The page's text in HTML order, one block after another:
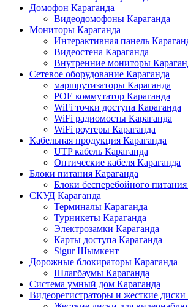
Домофон Караганда
Видеодомофоны Караганда
Мониторы Караганда
Интерактивная панель
Видеостена Караганда
Внутренние мониторы
Сетевое оборудование Караганда
маршрутизаторы Караганда
POE коммутатор Караганда
WiFi точки доступа Караганда
WiFi радиомосты Караганда
WiFi роутеры Караганда
Кабельная продукция Караганда
UTP кабель Караганда
Оптические кабеля Караганда
Блоки питания Караганда
Блоки бесперебойного
СКУД Караганда
Терминалы Караганда
Турникеты Караганда
Электрозамки Караганда
Карты доступа Караганда
Sigur Шымкент
Дорожные блокираторы Караганда
Шлагбаумы Караганда
Система умный дом Караганда
Видеорегистраторы и жесткие диски